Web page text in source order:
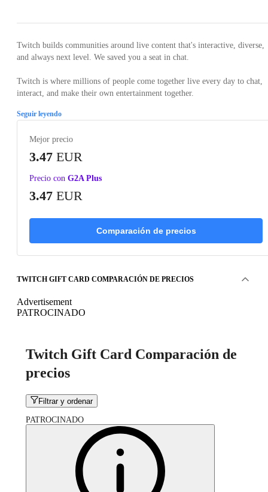
Twitch builds communities around live content that's interactive, diverse,
and always next level. We saved you a seat in chat.
Twitch is where millions of people come together live every day to chat,
interact, and make their own entertainment together.
Seguir leyendo
Mejor precio
3.47 EUR
Precio con G2A Plus
3.47 EUR
Comparación de precios
TWITCH GIFT CARD COMPARACIÓN DE PRECIOS
Advertisement
PATROCINADO
Twitch Gift Card Comparación de
precios
Filtrar y ordenar
PATROCINADO